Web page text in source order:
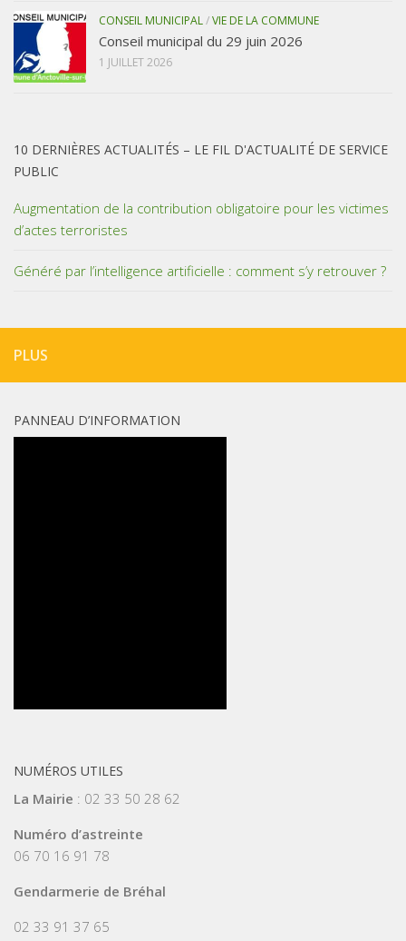
CONSEIL MUNICIPAL/VIE DE LA COMMUNE
Conseil municipal du 29 juin 2026
1 JUILLET 2026
10 DERNIÈRES ACTUALITÉS – LE FIL D'ACTUALITÉ DE SERVICE
PUBLIC
Augmentation de la contribution obligatoire pour les victimes
d’actes terroristes
Généré par l’intelligence artificielle : comment s’y retrouver ?
PLUS
PANNEAU D’INFORMATION
NUMÉROS UTILES
La Mairie : 02 33 50 28 62
Numéro d’astreinte
06 70 16 91 78
Gendarmerie de Bréhal
02 33 91 37 65